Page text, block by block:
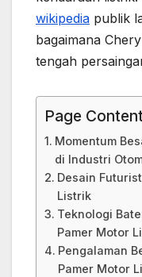
wikipedia publik
bagaimana
tengah
Page
Momentum
di Industri
Desain
Listrik
Teknologi
Pamer Motor
Pengalaman
Pamer Motor